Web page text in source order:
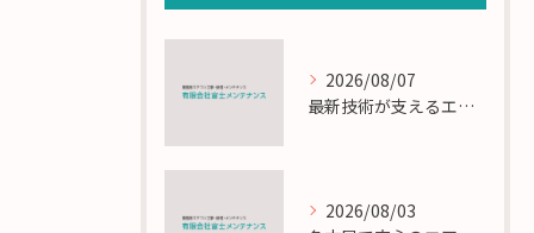
2026/08/07
最新技術が支えるエアコン工事の匠の技術解説
2026/08/03